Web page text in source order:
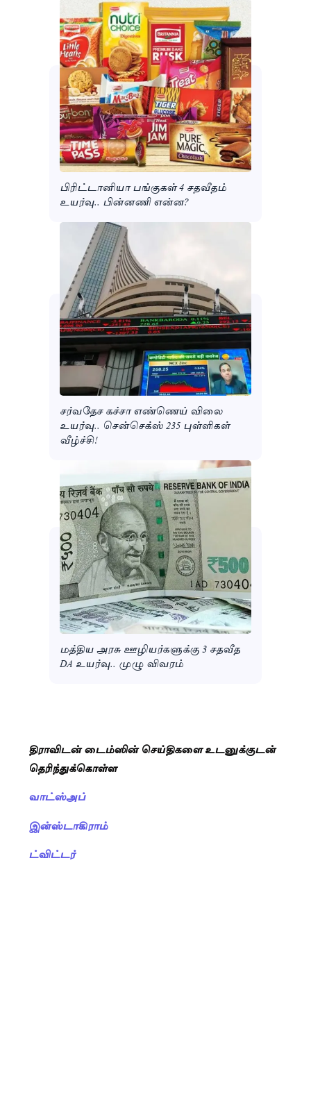
பிரிட்டானியா பங்குகள் 4 சதவீதம்
உயர்வு.. பின்னணி என்ன?
சர்வதேச கச்சா எண்ணெய் விலை
உயர்வு.. சென்செக்ஸ் 235 புள்ளிகள்
வீழ்ச்சி!
மத்திய அரசு ஊழியர்களுக்கு 3 சதவீத
DA உயர்வு.. முழு விவரம்
திராவிடன் டைம்ஸின் செய்திகளை உடனுக்குடன்
தெரிந்துக்கொள்ள
வாட்ஸ்அப்
இன்ஸ்டாகிராம்
ட்விட்டர்